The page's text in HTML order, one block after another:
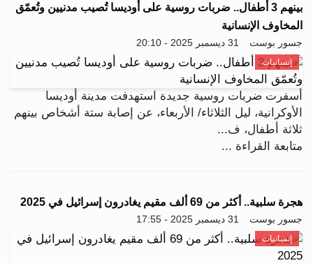
بينهم 3 أطفال.. ضربات روسية على أوديسا تُصيب مدنيين وتُعمّق
المخاوف الإنسانية
جسور بوست 31 ديسمبر 2025 - 20:10
إنسانيات
أسفرت ضربات روسية جديدة استهدفت مدينة أوديسا
الأوكرانية، ليل الثلاثاء/ الأربعاء، عن إصابة ستة أشخاص بينهم
ثلاثة أطفال، ف...
متابعة القراءة ...
هجرة سلبية.. أكثر من 69 ألف مقيم يغادرون إسرائيل في 2025
جسور بوست 31 ديسمبر 2025 - 17:55
إنسانيات